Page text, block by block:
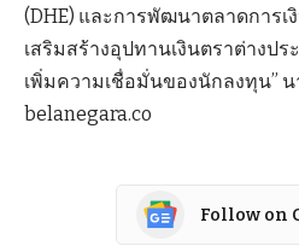
(DHE) และการพัฒนาตลาดการเ
เสริมสร้างอุปทานเงินตราต่างปร
เพิ่มความเชื่อมั่นของนักลงทุน”
belanegara.co
Follow on